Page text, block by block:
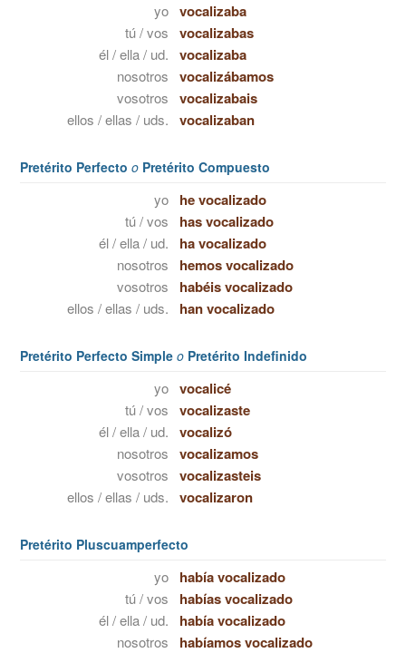
yo vocalizaba
tú / vos vocalizabas
él / ella / ud. vocalizaba
nosotros vocalizábamos
vosotros vocalizabais
ellos / ellas / uds. vocalizaban
Pretérito Perfecto o Pretérito Compuesto
yo he vocalizado
tú / vos has vocalizado
él / ella / ud. ha vocalizado
nosotros hemos vocalizado
vosotros habéis vocalizado
ellos / ellas / uds. han vocalizado
Pretérito Perfecto Simple o Pretérito Indefinido
yo vocalicé
tú / vos vocalizaste
él / ella / ud. vocalizó
nosotros vocalizamos
vosotros vocalizasteis
ellos / ellas / uds. vocalizaron
Pretérito Pluscuamperfecto
yo había vocalizado
tú / vos habías vocalizado
él / ella / ud. había vocalizado
nosotros habíamos vocalizado